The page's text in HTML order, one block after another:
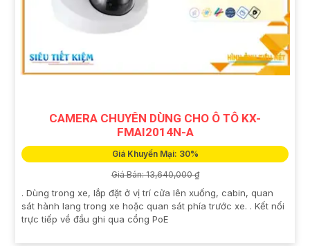
CAMERA CHUYÊN DÙNG CHO Ô TÔ KX-
FMAI2014N-A
Giá Khuyến Mại: 30%
Giá Bán: 13,640,000 ₫
. Dùng trong xe, lắp đặt ở vị trí cửa lên xuống, cabin, quan
sát hành lang trong xe hoặc quan sát phía trước xe. . Kết nối
trực tiếp về đầu ghi qua cổng PoE